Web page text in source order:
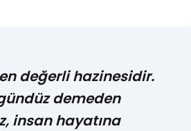
değerli hazinesidir.
demeden
insan hayatına